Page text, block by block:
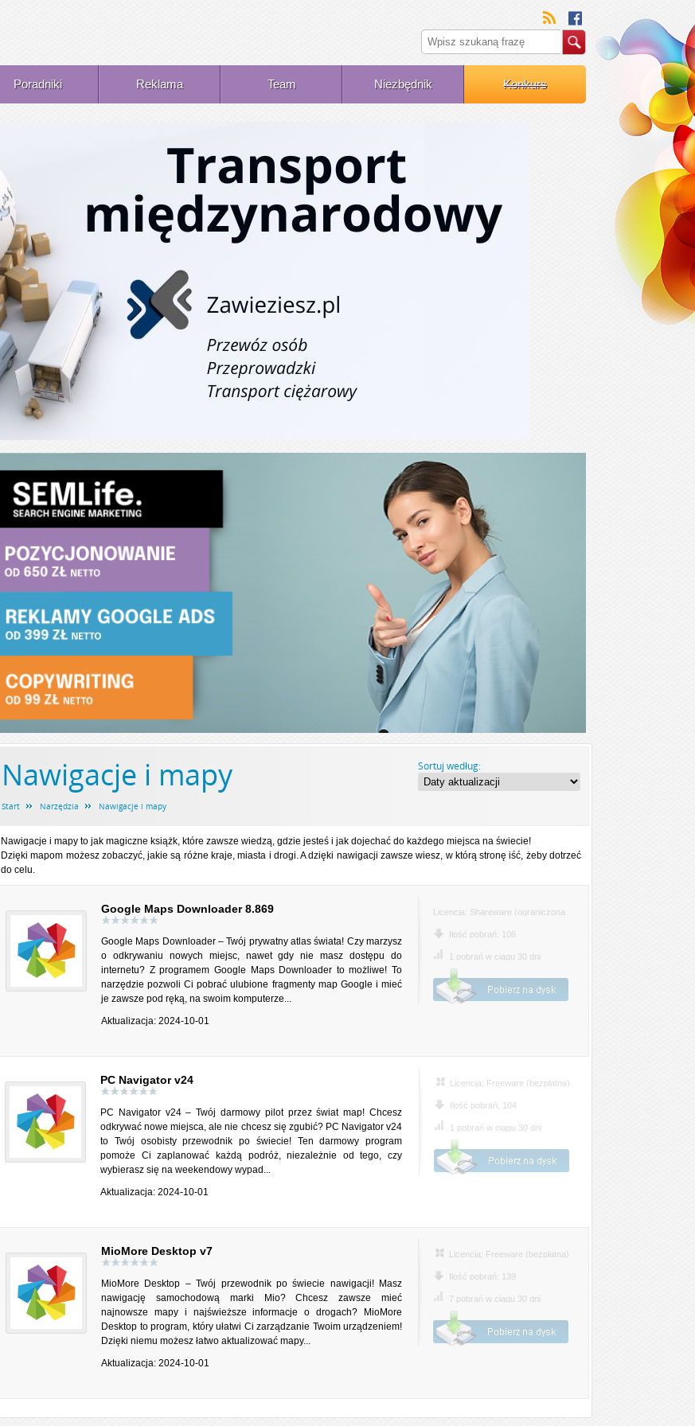
Poradniki Reklama Team Niezbędnik Konkurs
Sortuj według:
Nawigacje i mapy
Start Narzędzia Nawigacje i mapy
Nawigacje i mapy to jak magiczne książk, które zawsze wiedzą, gdzie jesteś i jak dojechać do każdego miejsca na świecie!
Dzięki mapom możesz zobaczyć, jakie są różne kraje, miasta i drogi. A dzięki nawigacji zawsze wiesz, w którą stronę iść, żeby dotrzeć
do celu.
Google Maps Downloader 8.869
Google Maps Downloader – Twój prywatny atlas świata! Czy marzysz
o odkrywaniu nowych miejsc, nawet gdy nie masz dostępu do
internetu? Z programem Google Maps Downloader to możliwe! To
narzędzie pozwoli Ci pobrać ulubione fragmenty map Google i mieć
je zawsze pod ręką, na swoim komputerze...
Aktualizacja: 2024-10-01
Licencja: Shareware (ograniczona
Ilość pobrań: 106
1 pobrań w ciągu 30 dni
PC Navigator v24
PC Navigator v24 – Twój darmowy pilot przez świat map! Chcesz
odkrywać nowe miejsca, ale nie chcesz się zgubić? PC Navigator v24
to Twój osobisty przewodnik po świecie! Ten darmowy program
pomoże Ci zaplanować każdą podróż, niezależnie od tego, czy
wybierasz się na weekendowy wypad...
Aktualizacja: 2024-10-01
Licencja: Freeware (bezpłatna)
Ilość pobrań: 104
1 pobrań w ciągu 30 dni
MioMore Desktop v7
MioMore Desktop – Twój przewodnik po świecie nawigacji! Masz
nawigację samochodową marki Mio? Chcesz zawsze mieć
najnowsze mapy i najświeższe informacje o drogach? MioMore
Desktop to program, który ułatwi Ci zarządzanie Twoim urządzeniem!
Dzięki niemu możesz łatwo aktualizować mapy...
Aktualizacja: 2024-10-01
Licencja: Freeware (bezpłatna)
Ilość pobrań: 139
7 pobrań w ciągu 30 dni